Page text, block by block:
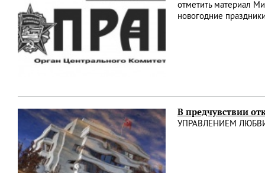
отметить материал
новогодние
В предчувствии
УПРАВЛЕНИЕМ ЛЮБВИ.